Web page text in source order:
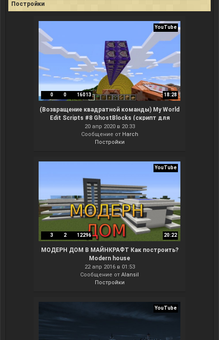
Постройки
YouTube
0 0 16013 18:28
(Возвращение квадратной команды) My World
Edit Scripts #8 GhostBlocks (скрипт для
мапмейкеров, результат без модов)
20 апр 2020 в 20:33
Сообщение от Harch
Постройки
YouTube
3 2 12296 20:22
МОДЕРН ДОМ В МАЙНКРАФТ Как построить?
Modern house
22 апр 2016 в 01:53
Сообщение от Alansil
Постройки
YouTube